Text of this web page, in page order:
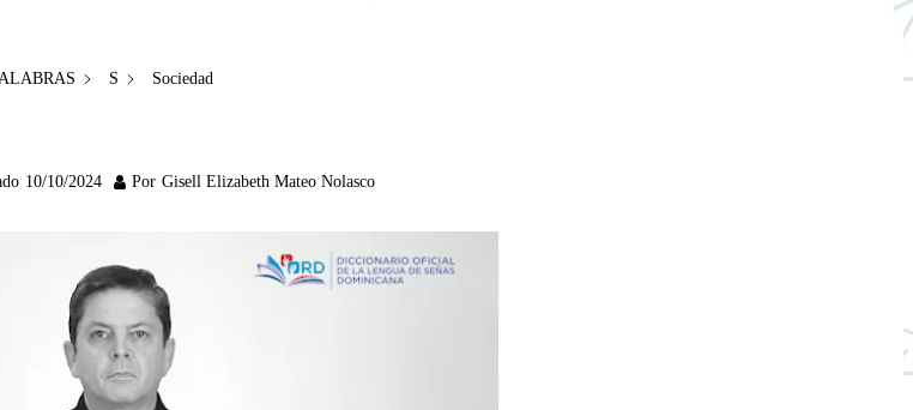
S Sociedad
10/10/2024 Por Gisell Elizabeth Mateo Nolasco